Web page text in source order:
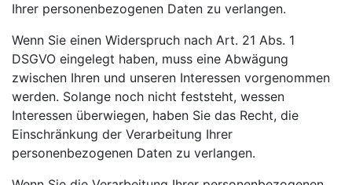
Ihrer personenbezogenen Daten zu verlangen.
Wenn Sie einen Widerspruch nach Art. 21 Abs. 1
DSGVO eingelegt haben, muss eine Abwägung
zwischen Ihren und unseren Interessen vorgenommen
werden. Solange noch nicht feststeht, wessen
Interessen überwiegen, haben Sie das Recht, die
Einschränkung der Verarbeitung Ihrer
personenbezogenen Daten zu verlangen.